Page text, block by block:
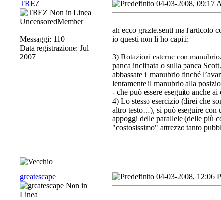
TREZ
UncensoredMember
Messaggi: 110
Data registrazione: Jul
2007
04-03-2008, 09:17
ah ecco grazie.senti ma l'articolo
io questi non li ho capiti:
3) Rotazioni esterne con
panca inclinata o sulla panca
abbassate il manubrio finché
lentamente il manubrio alla
- che può essere eseguito anche
4) Lo stesso esercizio (direi che
altro testo…), si può eseguire con
appoggi delle parallele (delle più
"costosissimo" attrezzo tanto
greatescape 04-03-2008, 12:06